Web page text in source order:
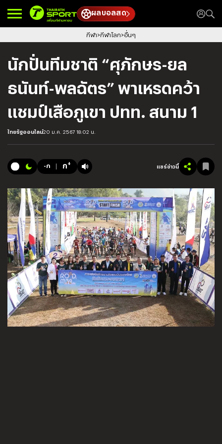
ผลบอลสด
กีฬา กีฬาโลก อื่นๆ
นักปั่นทีมชาติ “ศุภักษร-ยล
ธนันท์-พลฉัตร” พาเหรดคว้า
แชมป์เสือภูเขา ปทท. สนาม 1
ไทยรัฐออนไลน์20 ม.ค. 2567 18:02 น.
-ก ก+ แชร์ข่าวนี้